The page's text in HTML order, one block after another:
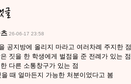
26-06-17 23:58
공지방에 올리지 마라고 여러차례 주지한 점
짓을 한 학생에게 벌점을 준 전례가 있는 점
다른 소통창구가 있는 점
때 얼마든지 가능한 처분이었다고 봄